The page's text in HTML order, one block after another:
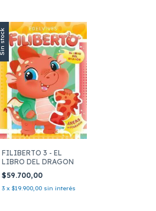
Sin stock
FILIBERTO 3 - EL
LIBRO DEL DRAGON
$59.700,00
3 x $19.900,00 sin interés